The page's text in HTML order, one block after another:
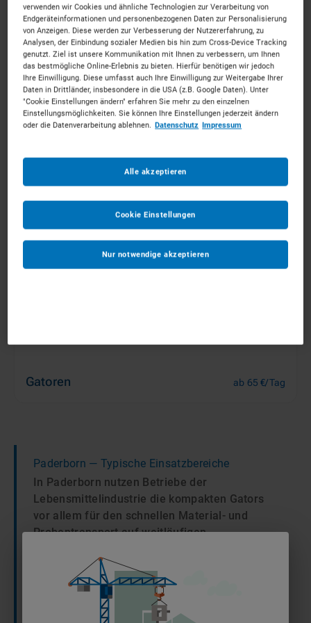
Gatoren mieten in Paderborn
Volle Unterstützung für die Region Paderborn.Mieten
Sie die passenden Gatoren für Ihr Vorhaben.
persönlichem Experten-Service.
Gatoren ab 65 €/Tag
Paderborn — Typische Einsatzbereiche
In Paderborn nutzen Betriebe der
Lebensmittelindustrie die kompakten Gators
vor allem für den schnellen Material- und
Probentransport auf weitläufigen
Wohnungsbau dienen die geländegängigen
Fahrzeuge dazu, Werkzeuge und Kleinteile
effizient durch oft enge Zuwegungen zu
befördern. Dank ihrer Wendigkeit unterstützen
verwenden wir Cookies und ähnliche Technologien zur Verarbeitung von
Endgeräteinformationen und personenbezogenen Daten zur Personalisierung
von Anzeigen. Diese werden zur Verbesserung der Nutzererfahrung, zu
Analysen, der Einbindung sozialer Medien bis hin zum Cross-Device Tracking
genutzt. Ziel ist unsere Kommunikation mit Ihnen zu verbessern, um Ihnen
das bestmögliche Online-Erlebnis zu bieten. Hierfür benötigen wir jedoch
Ihre Einwilligung. Diese umfasst auch Ihre Einwilligung zur Weitergabe Ihrer
Daten in Drittländer, insbesondere in die USA (z.B. Google Daten). Unter
"Cookie Einstellungen ändern" erfahren Sie mehr zu den einzelnen
Einstellungsmöglichkeiten. Sie können Ihre Einstellungen jederzeit ändern
oder die Datenverarbeitung ablehnen. Datenschutz Impressum
Nur notwendige akzeptieren
Alle akzeptieren
Cookie Einstellungen